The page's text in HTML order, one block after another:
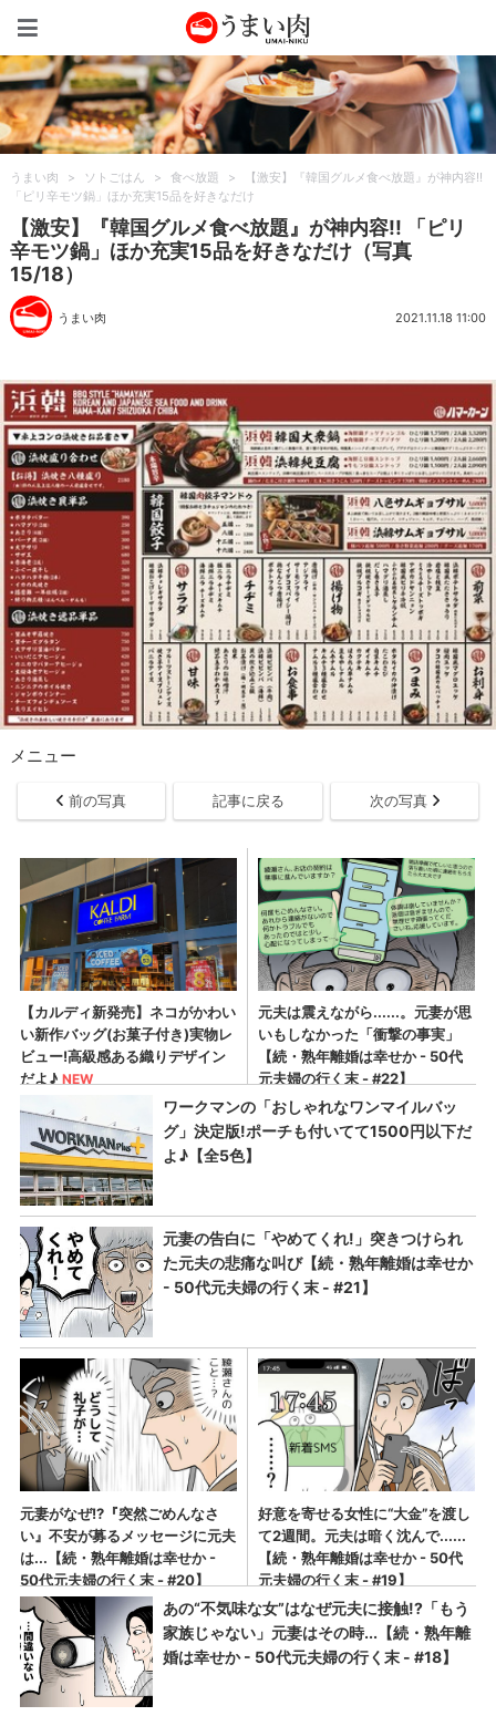
うまい肉 > ソトごはん > 食べ放題 >
【激安】『韓国グルメ食べ放題』が神内容!!
「ピリ辛モツ鍋」ほか充実15品を好きなだけ
【激安】『韓国グルメ食べ放題』が神内容!! 「ピリ
辛モツ鍋」ほか充実15品を好きなだけ（写真
15/18）
うまい肉 2021.11.18 11:00
メニュー
前の写真 記事に戻る 次の写真